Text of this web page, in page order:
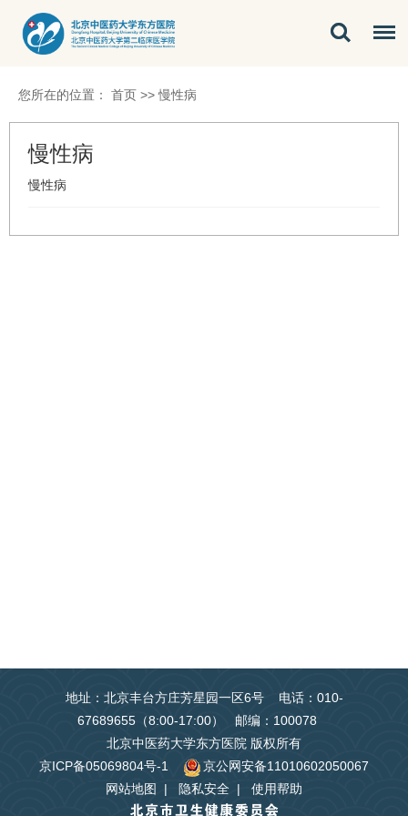
您所在的位置： 首页 >>慢性病
慢性病
慢性病
地址：北京丰台方庄芳星园一区6号 电话：010-
67689655（8:00-17:00） 邮编：100078
北京中医药大学东方医院 版权所有
京ICP备05069804号-1
京公网安备11010602050067
网站地图
| 隐私安全 | 使用帮助